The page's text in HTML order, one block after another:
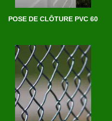
POSE DE CLÔTURE PVC 60